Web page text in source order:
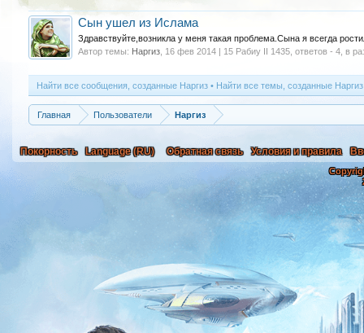
Сын ушел из Ислама
Здравствуйте,возникла у меня такая проблема.Сына я всегда
Автор темы: Наргиз 16 фев 2014 | 15 Рабиу II 1435 , ответов - 4, в
Найти все сообщения, созданные Наргиз Найти все темы, созданные Наргиз
Главная Пользователи Наргиз
Покорность Language (RU) Обратная связь Условия и правила